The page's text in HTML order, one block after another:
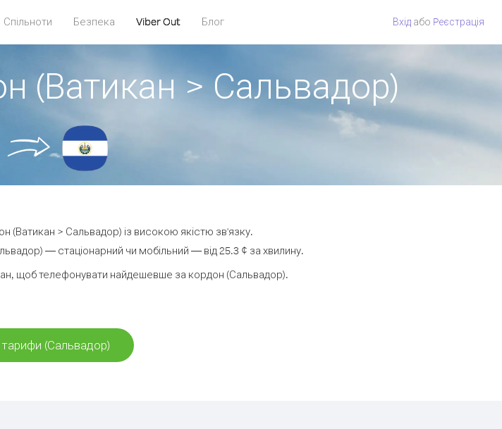
Спільноти Безпека Viber Out Блог Вхід або Pеєстрація
(Ватикан > Сальвадор)
(Ватикан > Сальвадор) із високою якістю зв'язку.
— стаціонарний чи мобільний — від 25.3 ¢ за хвилину.
щоб телефонувати найдешевше за кордон (Сальвадор).
(Сальвадор)